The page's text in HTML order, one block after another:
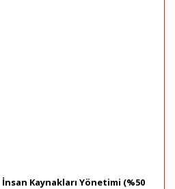
İnsan Kaynakları Yönetimi (%50